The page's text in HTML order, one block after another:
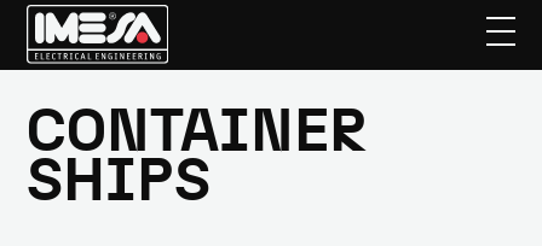
Skip
main
content
CONTAINER
SHIPS